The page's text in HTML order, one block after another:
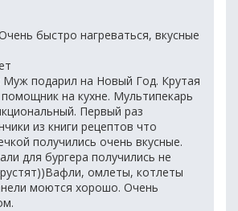
быстро нагреваться, вкусные
Муж подарил на Новый Год. Крутая
на кухне. Мультипекарь
Первый раз
из книги рецептов что
получились очень вкусные.
для бургера получились не
омлеты, котлеты
моются хорошо. Очень